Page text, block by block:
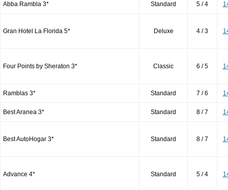
Abba Rambla 3* Standard 5 / 4
Gran Hotel La Florida 5* Deluxe 4 / 3
Four Points by Sheraton 3* Classic 6 / 5
Ramblas 3* Standard 7 / 6
Best Aranea 3* Standard 8 / 7
Best AutoHogar 3* Standard 8 / 7
Advance 4* Standard 5 / 4